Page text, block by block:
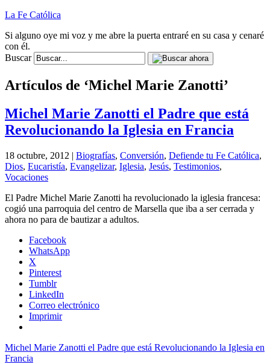
La Fe Católica
Si alguno oye mi voz y me abre la puerta entraré en su casa y cenaré
con él.
Buscar
Artículos de ‘Michel Marie Zanotti’
Michel Marie Zanotti el Padre que está
Revolucionando la Iglesia en Francia
18 octubre, 2012 | Biografías, Conversión, Defiende tu Fe Católica,
Dios, Eucaristía, Evangelizar, Iglesia, Jesús, Testimonios,
Vocaciones
El Padre Michel Marie Zanotti ha revolucionado la iglesia francesa:
cogió una parroquia del centro de Marsella que iba a ser cerrada y
ahora no para de bautizar a adultos.
Facebook
WhatsApp
X
Pinterest
Tumblr
LinkedIn
Correo electrónico
Imprimir
Michel Marie Zanotti el Padre que está Revolucionando la Iglesia en
Francia